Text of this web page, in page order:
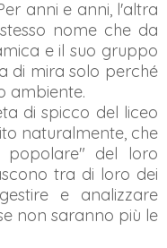
anni e anni, l'altra
nome che da
e il suo gruppo
di mira solo perché
ambiente.
di spicco del liceo
naturalmente, che
del loro
tra di loro dei
e analizzare
non saranno più le